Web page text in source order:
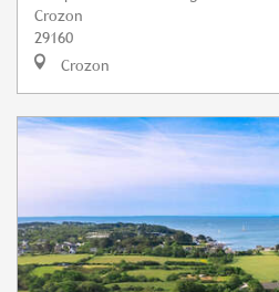
Crozon
29160
Crozon